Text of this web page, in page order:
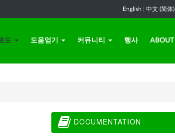
English 中文 (简体)
드 도움얻기 커뮤니티 행사 ABOUT
DOCUMENTATION